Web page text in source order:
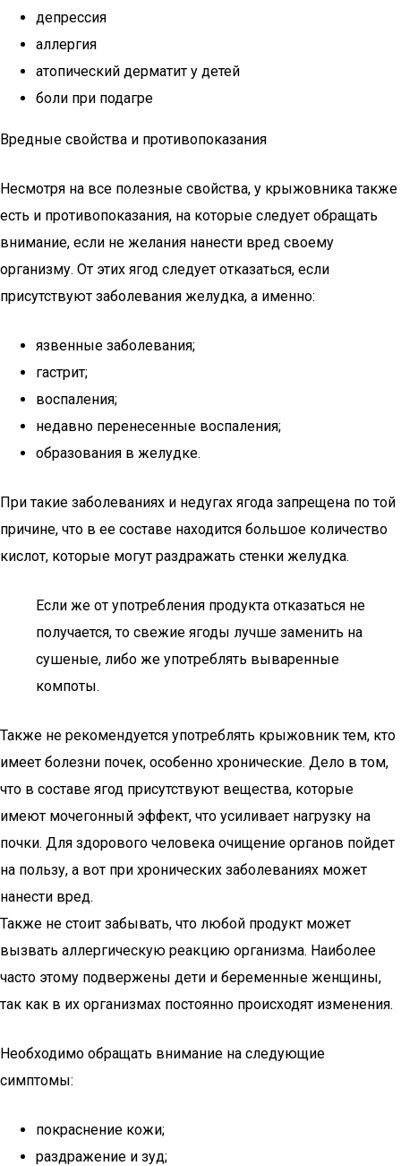
депрессия
аллергия
атопический дерматит у детей
боли при подагре
Вредные свойства и противопоказания
Несмотря на все полезные свойства, у крыжовника также
есть и противопоказания, на которые следует обращать
внимание, если не желания нанести вред своему
организму. От этих ягод следует отказаться, если
присутствуют заболевания желудка, а именно:
язвенные заболевания;
гастрит;
воспаления;
недавно перенесенные воспаления;
образования в желудке.
При такие заболеваниях и недугах ягода запрещена по той
причине, что в ее составе находится большое количество
кислот, которые могут раздражать стенки желудка.
Если же от употребления продукта отказаться не
получается, то свежие ягоды лучше заменить на
сушеные, либо же употреблять вываренные
компоты.
Также не рекомендуется употреблять крыжовник тем, кто
имеет болезни почек, особенно хронические. Дело в том,
что в составе ягод присутствуют вещества, которые
имеют мочегонный эффект, что усиливает нагрузку на
почки. Для здорового человека очищение органов пойдет
на пользу, а вот при хронических заболеваниях может
нанести вред.
Также не стоит забывать, что любой продукт может
вызвать аллергическую реакцию организма. Наиболее
часто этому подвержены дети и беременные женщины,
так как в их организмах постоянно происходят изменения.
Необходимо обращать внимание на следующие
симптомы:
покраснение кожи;
раздражение и зуд;